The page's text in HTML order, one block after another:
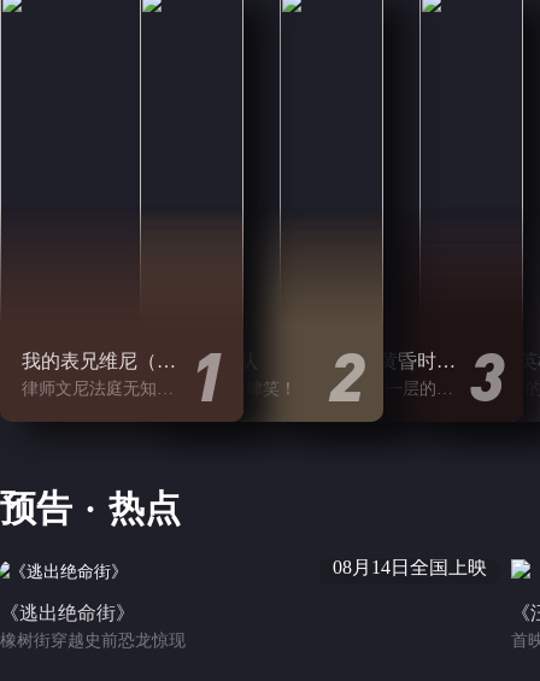
1
我的表兄维尼（My Cousin Vinny）
律师文尼法庭无知遭监禁 2
10间敢死队
勇敢活！放肆笑！ 3
爱在日落黄昏时（Before Sunset）
对爱情更深一层的探究史上最可爱
预告 · 热点
>
08月14日全国上映
《逃出绝命街》
橡树街穿越史前恐龙惊现